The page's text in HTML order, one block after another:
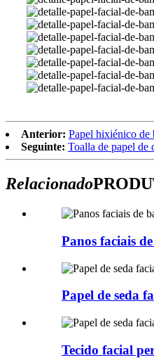
Anterior: Papel hixiénico de
Seguinte: Toalla de papel de
Relacionado
Panos faciais
Papel de seda
Tecido facial